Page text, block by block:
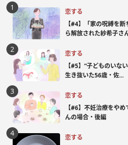
恋する
【#4】「家の呪縛を
ら解放された紗希子さ
恋する
【#5】“子どものい
生き抜いた56歳・佐...
恋する
【#6】不妊治療をや
んの場合・後編
恋する